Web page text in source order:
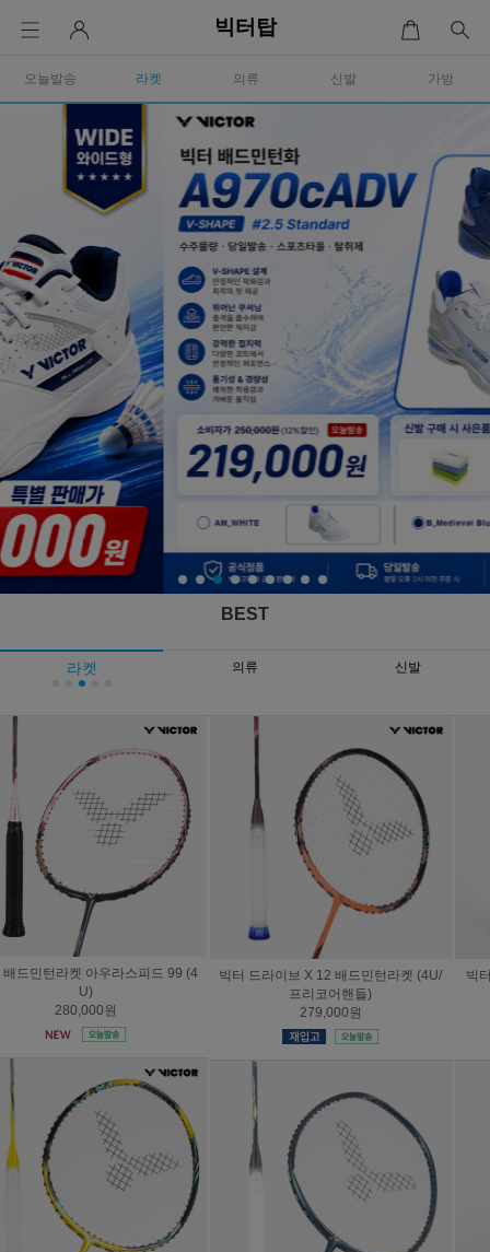
빅터탑
오늘발송 라켓 의류 신발 가방
BEST
라켓 의류 신발
빅터 드라이브 X 12 배드민턴라켓 (4U/
프리코어핸들)
279,000원
빅터 라켓 아우라스피드 팬텀 F (4U/프
리코어핸들)
239,000원